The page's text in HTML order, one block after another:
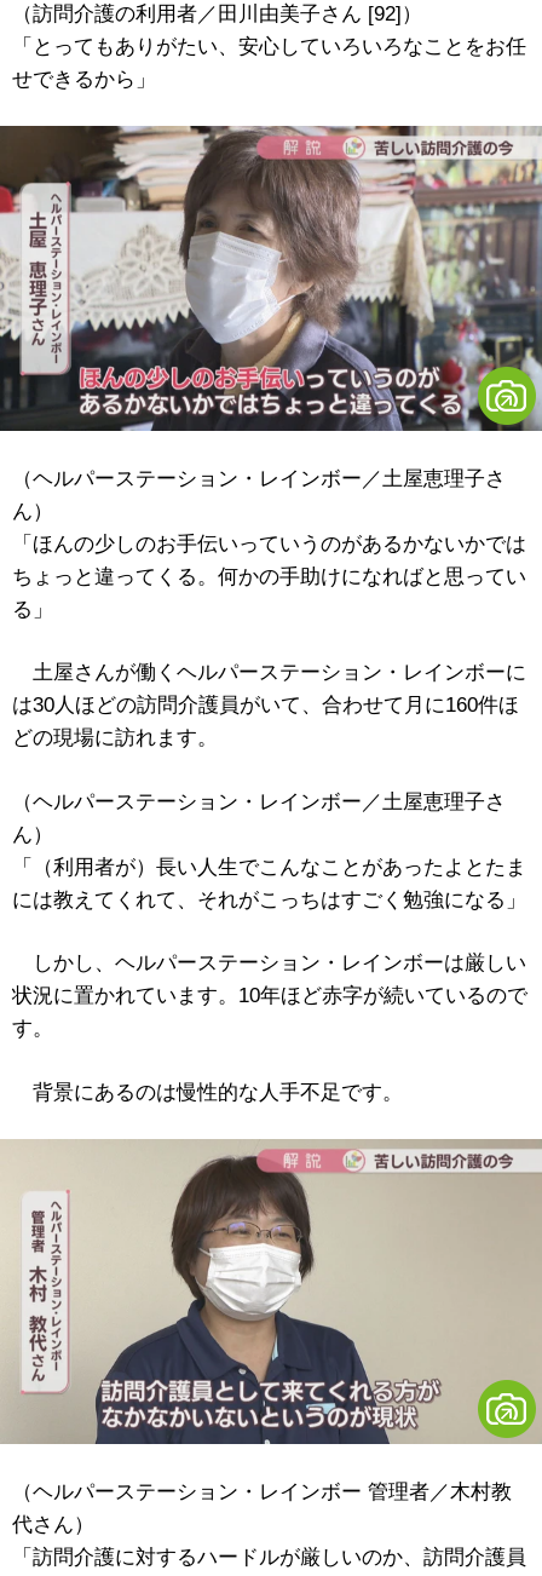
（訪問介護の利用者／田川由美子さん [92]）
「とってもありがたい、安心していろいろなことをお任
せできるから」
（ヘルパーステーション・レインボー／土屋恵理子さ
ん）
「ほんの少しのお手伝いっていうのがあるかないかでは
ちょっと違ってくる。何かの手助けになればと思ってい
る」
土屋さんが働くヘルパーステーション・レインボーに
は30人ほどの訪問介護員がいて、合わせて月に160件ほ
どの現場に訪れます。
（ヘルパーステーション・レインボー／土屋恵理子さ
ん）
「（利用者が）長い人生でこんなことがあったよとたま
には教えてくれて、それがこっちはすごく勉強になる」
しかし、ヘルパーステーション・レインボーは厳しい
状況に置かれています。10年ほど赤字が続いているので
す。
背景にあるのは慢性的な人手不足です。
（ヘルパーステーション・レインボー 管理者／木村教
代さん）
「訪問介護に対するハードルが厳しいのか、訪問介護員